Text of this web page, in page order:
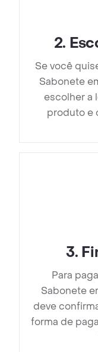
2.
Se você
Sabonete
escolher a
produto e
3.
Para
Sabonete
deve
forma de